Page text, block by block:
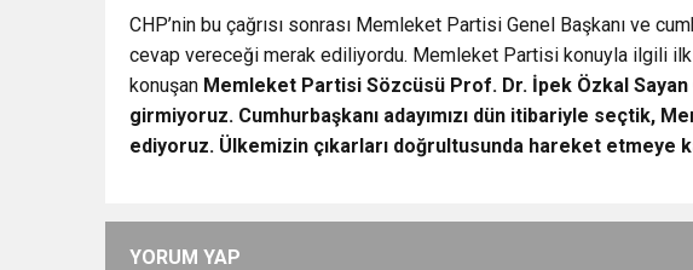
CHP’nin bu çağrısı sonrası Memleket Partisi Genel Başkanı ve
cevap vereceği merak ediliyordu. Memleket Partisi konuyla ilgili ilk
konuşan Memleket Partisi Sözcüsü Prof. Dr. İpek Özkal Sayan
girmiyoruz. Cumhurbaşkanı adayımızı dün itibariyle seçtik,
ediyoruz. Ülkemizin çıkarları doğrultusunda hareket etmeye
YORUM YAP